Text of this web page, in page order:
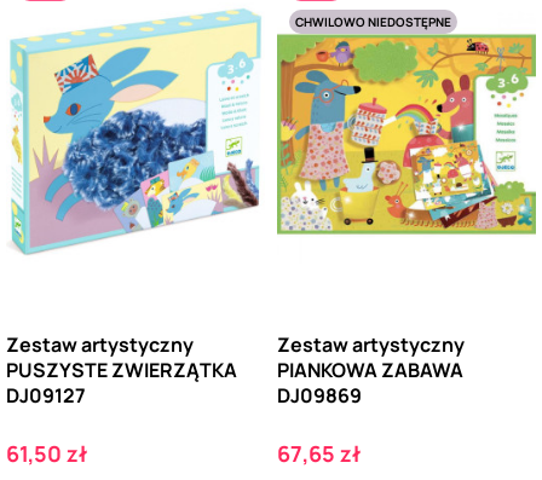
Zestaw artystyczny
PUSZYSTE ZWIERZĄTKA
DJ09127
Cena
61,50 zł
CHWILOWO NIEDOSTĘPNE
Zestaw artystyczny
PIANKOWA ZABAWA
DJ09869
Cena
67,65 zł